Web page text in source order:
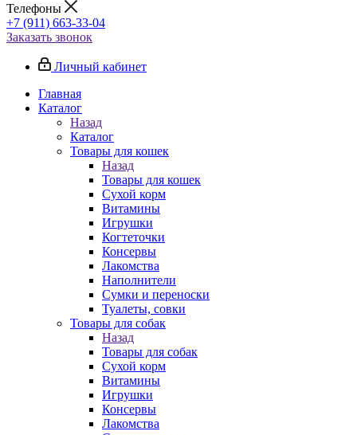
Телефоны
+7 (911) 663-33-04
Заказать звонок
Личный кабинет
Главная
Каталог
Назад
Каталог
Товары для кошек
Назад
Товары для кошек
Cухой корм
Витамины
Игрушки
Когтеточки
Консервы
Лакомства
Наполнители
Сумки и переноски
Туалеты, совки
Товары для собак
Назад
Товары для собак
Cухой корм
Витамины
Игрушки
Консервы
Лакомства